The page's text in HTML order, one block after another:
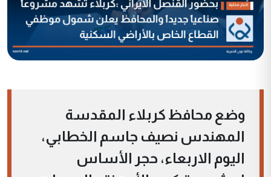
وضع محافظ كربلاء المقدسة
المهندس نصيف جاسم الخطابي،
اليوم الاربعاء، حجر الأساس